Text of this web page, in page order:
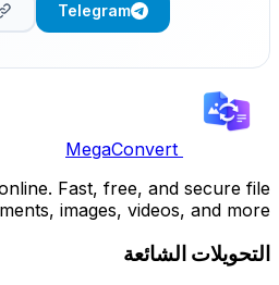
Telegram
MegaConvert
Fast, free, and secure file
images, videos, and more.
التحويلات الشائعة